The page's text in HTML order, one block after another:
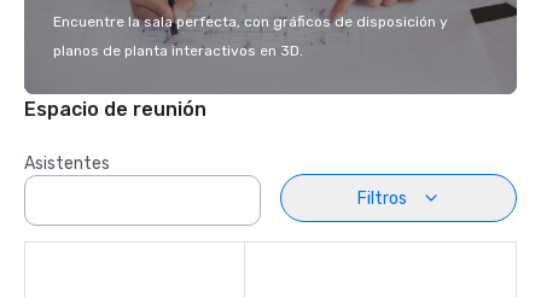
Encuentre la sala perfecta, con gráficos de disposición y
planos de planta interactivos en 3D.
Espacio de reunión
Asistentes
Filtros